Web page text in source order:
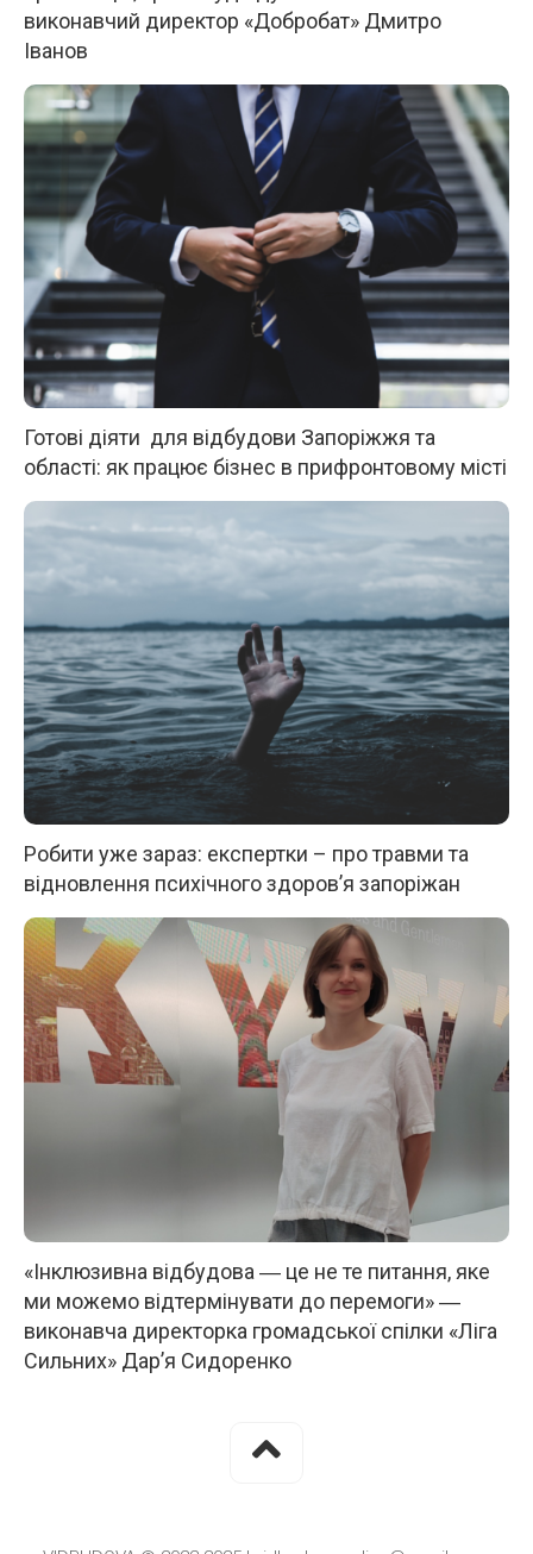
виконавчий директор «Добробат» Дмитро
Іванов
Готові діяти для відбудови Запоріжжя та
області: як працює бізнес в прифронтовому місті
Робити уже зараз: експертки – про травми та
відновлення психічного здоров’я запоріжан
«Інклюзивна відбудова ― це не те питання, яке
ми можемо відтермінувати до перемоги» ―
виконавча директорка громадської спілки «Ліга
Сильних» Дар’я Сидоренко